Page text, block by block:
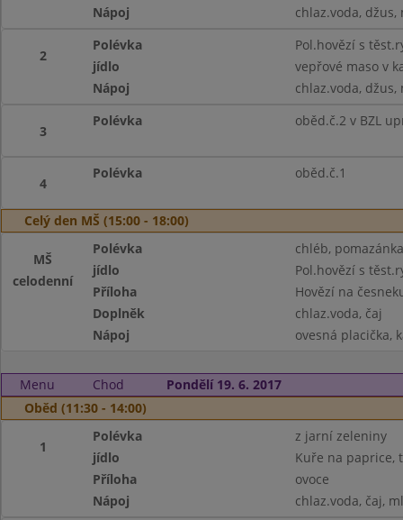
Nápoj
chlaz.voda, džus,
2
Polévka
Pol.hovězí s
jídlo
vepřové maso v
Nápoj
chlaz.voda, džus,
3
Polévka oběd.č.2 v BZL
4
Polévka oběd.č.1
Celý den MŠ (15:00 - 18:00)
MŠ
celodenní
Polévka
chléb,
jídlo
Pol.hovězí s
Příloha
Hovězí na
Doplněk
chlaz.voda, čaj
Nápoj
ovesná placička,
Menu Chod
Pondělí 19. 6. 2017
Oběd (11:30 - 14:00)
1
Polévka
z jarní zeleniny
jídlo
Kuře na paprice,
Příloha
ovoce
Nápoj
chlaz.voda, čaj,